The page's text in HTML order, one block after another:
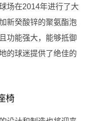
场在2014年进行了大
新癸酸锌的聚氨酯泡
功能强大，能够抵御
的球迷提供了绝佳的
椅